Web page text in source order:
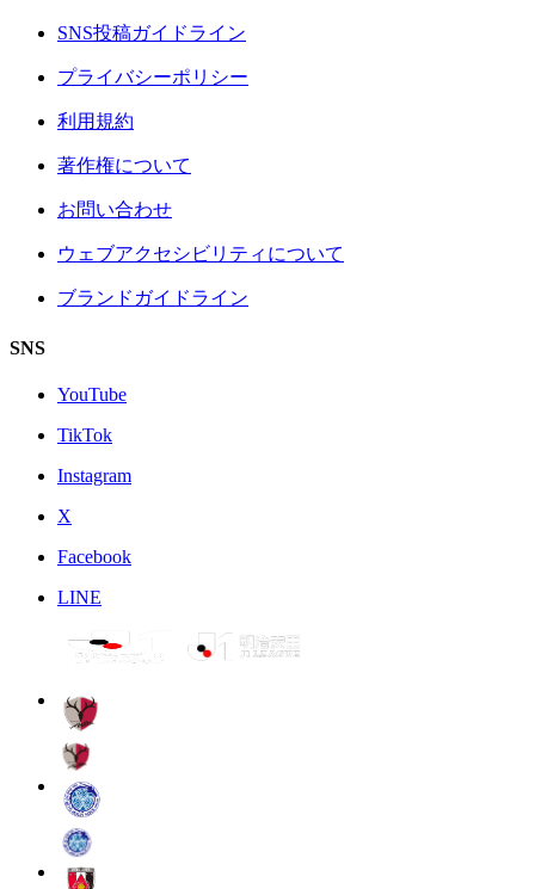
SNS投稿ガイドライン
プライバシーポリシー
利用規約
著作権について
お問い合わせ
ウェブアクセシビリティについて
ブランドガイドライン
SNS
YouTube
TikTok
Instagram
X
Facebook
LINE